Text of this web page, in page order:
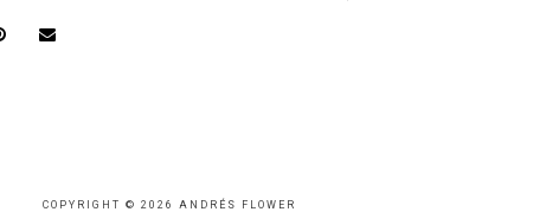
COPYRIGHT © 2026 ANDRÉS FLOWER